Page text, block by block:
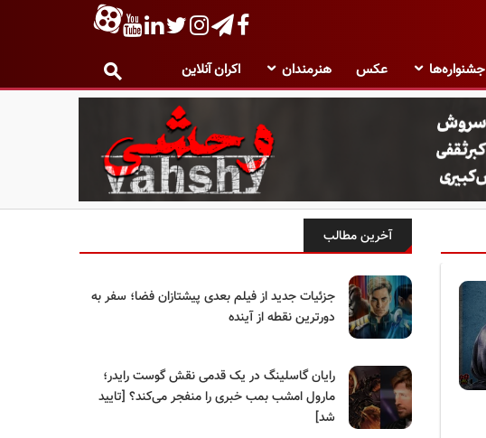
جشنواره‌ها عکس هنرمندان اکران آنلاین
آخرین مطالب
جزئیات جدید از فیلم بعدی پیشتازان فضا؛ سفر به
دورترین نقطه از آینده
رایان گاسلینگ در یک قدمی نقش گوست رایدر؛
مارول امشب بمب خبری را منفجر می‌کند؟ [تایید
شد]